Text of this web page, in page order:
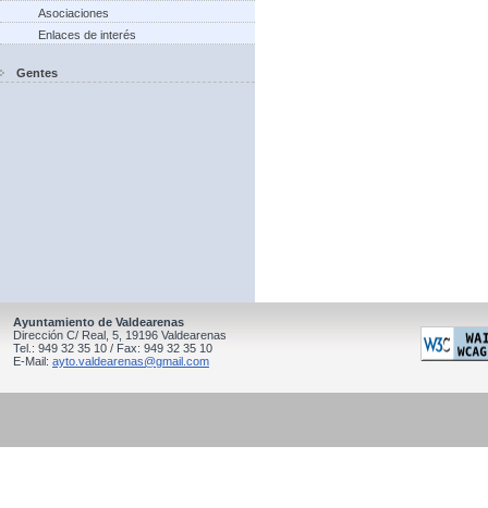
Asociaciones
Enlaces de interés
Gentes
Ayuntamiento de Valdearenas
Dirección C/ Real, 5, 19196 Valdearenas
Tel.: 949 32 35 10 / Fax: 949 32 35 10
E-Mail: ayto.valdearenas@gmail.com